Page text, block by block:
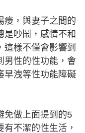
痿，與妻子之間的
是吵鬧，感情不和
樣不僅會影響到
男性的性功能，會
早洩等性功能障礙
免做上面提到的5
不潔的性生活，